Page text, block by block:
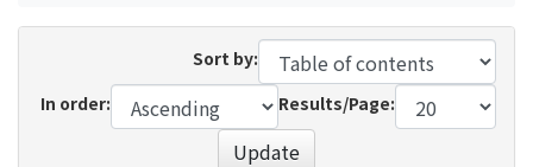
Sort by:
In order:
Results/Page:
Update